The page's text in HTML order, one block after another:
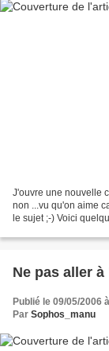
J'ouvre une nouvelle
non ...vu qu'on aime
le sujet ;-) Voici
Ne pas aller
Publié le 09/05/2006
Par Sophos_manu